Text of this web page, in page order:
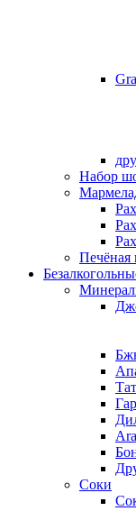
Набор
Печёная
Соки